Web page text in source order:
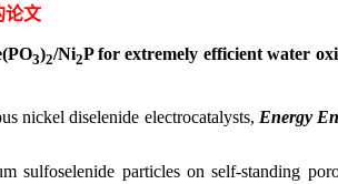
论文
3)2/Ni2P for extremely efficient water
nickel diselenide electrocatalysts, Energy
particles on self-standing